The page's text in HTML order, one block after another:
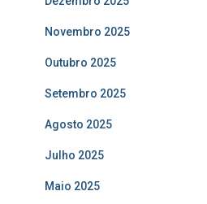
Novembro 2025
Outubro 2025
Setembro 2025
Agosto 2025
Julho 2025
Maio 2025